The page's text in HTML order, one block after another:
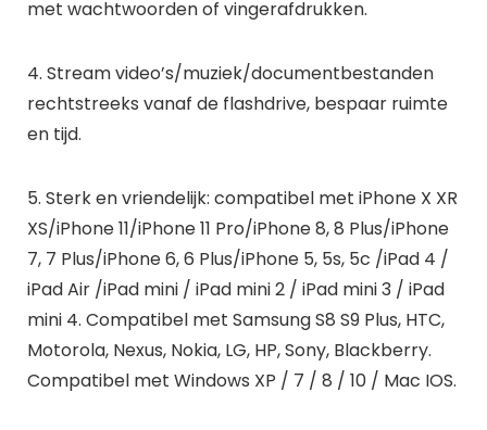
met wachtwoorden of vingerafdrukken.
4. Stream video’s/muziek/documentbestanden
rechtstreeks vanaf de flashdrive, bespaar ruimte
en tijd.
5. Sterk en vriendelijk: compatibel met iPhone X XR
XS/iPhone 11/iPhone 11 Pro/iPhone 8, 8 Plus/iPhone
7, 7 Plus/iPhone 6, 6 Plus/iPhone 5, 5s, 5c /iPad 4 /
iPad Air /iPad mini / iPad mini 2 / iPad mini 3 / iPad
mini 4. Compatibel met Samsung S8 S9 Plus, HTC,
Motorola, Nexus, Nokia, LG, HP, Sony, Blackberry.
Compatibel met Windows XP / 7 / 8 / 10 / Mac IOS.